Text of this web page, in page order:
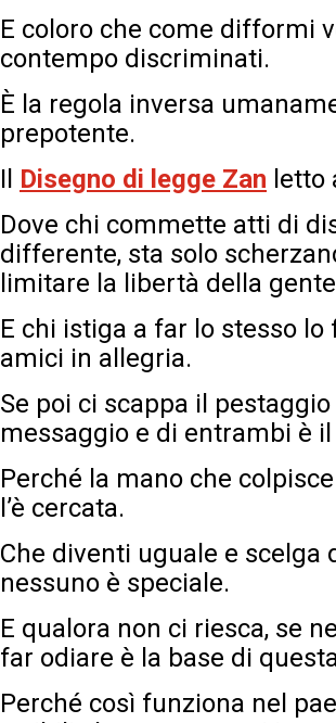
E coloro che come difformi
contempo discriminati.
È la regola inversa
prepotente.
Il Disegno di legge Zan letto
Dove chi commette atti di
differente, sta solo
limitare la libertà della
E chi istiga a far lo stesso
amici in allegria.
Se poi ci scappa il
messaggio e di entrambi è
Perché la mano che
l’è cercata.
Che diventi uguale e scelga
nessuno è speciale.
E qualora non ci riesca, se
far odiare è la base di
Perché così funziona nel